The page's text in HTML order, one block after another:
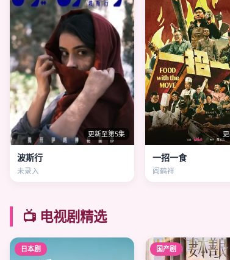
更新至第5集
波斯行
未录入
一招一食
阎鹤祥
📺 电视剧精选
日本剧 国产剧